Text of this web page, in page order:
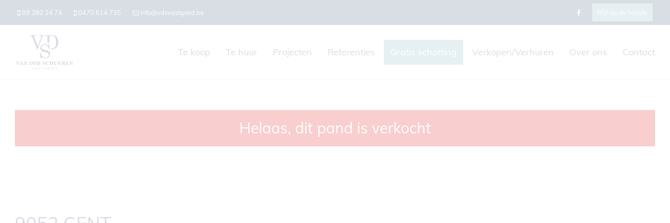
09 380 24 74 0470 614 735 info@vdsvastgoed.be Blijf op de hoogte
Te koop Te huur Projecten Referenties Gratis schatting Verkopen/Verhuren Over ons Contact
Helaas, dit pand is verkocht